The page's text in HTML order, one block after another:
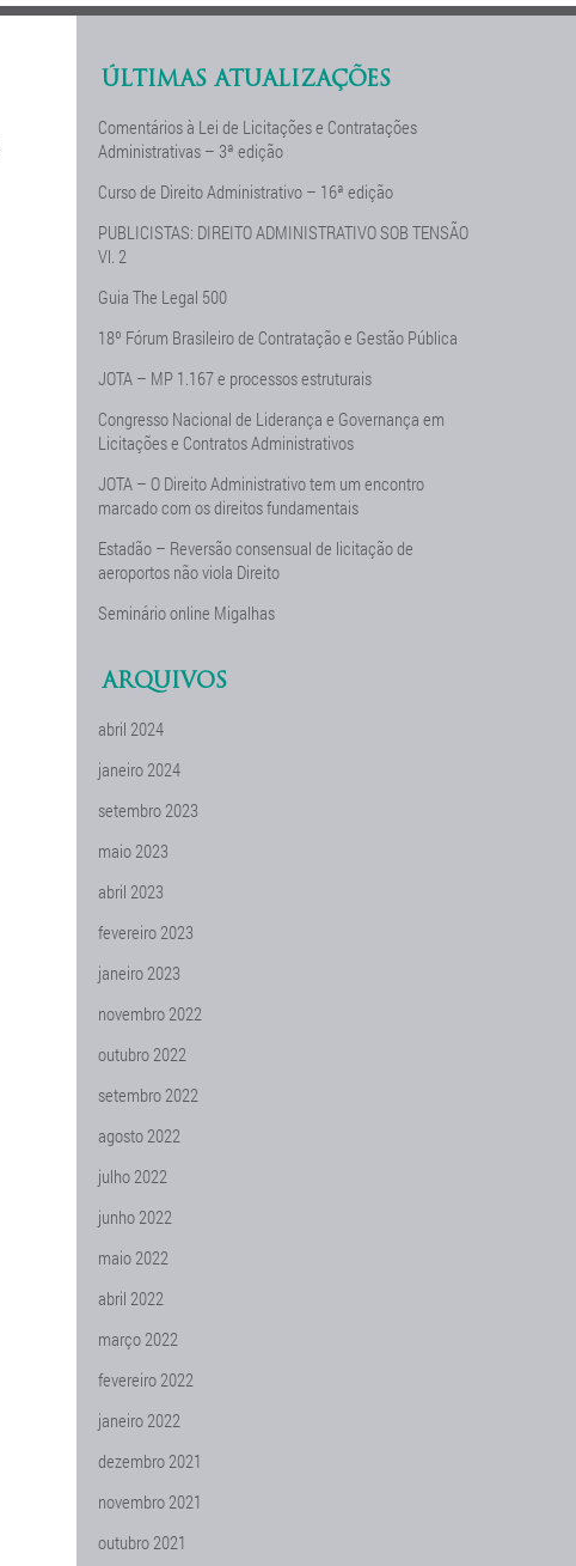
ÚLTIMAS ATUALIZAÇÕES
Comentários à Lei de Licitações e Contratações
Administrativas – 3ª edição
Curso de Direito Administrativo – 16ª edição
PUBLICISTAS: DIREITO ADMINISTRATIVO SOB TENSÃO
Vl. 2
Guia The Legal 500
18º Fórum Brasileiro de Contratação e Gestão Pública
JOTA – MP 1.167 e processos estruturais
Congresso Nacional de Liderança e Governança em
Licitações e Contratos Administrativos
JOTA – O Direito Administrativo tem um encontro
marcado com os direitos fundamentais
Estadão – Reversão consensual de licitação de
aeroportos não viola Direito
Seminário online Migalhas
ARQUIVOS
abril 2024
janeiro 2024
setembro 2023
maio 2023
abril 2023
fevereiro 2023
janeiro 2023
novembro 2022
outubro 2022
setembro 2022
agosto 2022
julho 2022
junho 2022
maio 2022
abril 2022
março 2022
fevereiro 2022
janeiro 2022
dezembro 2021
novembro 2021
outubro 2021